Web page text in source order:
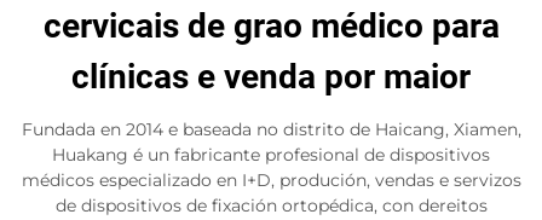
cervicais de grao médico para
clínicas e venda por maior
Fundada en 2014 e baseada no distrito de Haicang, Xiamen,
Huakang é un fabricante profesional de dispositivos
médicos especializado en I+D, produción, vendas e servizos
de dispositivos de fixación ortopédica, con dereitos